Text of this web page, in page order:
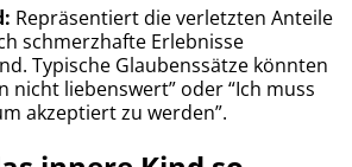
Repräsentiert die verletzten Anteile
schmerzhafte Erlebnisse
Typische Glaubenssätze könnten
nicht liebenswert” oder “Ich muss
akzeptiert zu werden”.